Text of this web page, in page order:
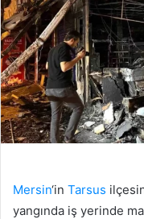
Mersin‘in Tarsus
yangında iş yerinde